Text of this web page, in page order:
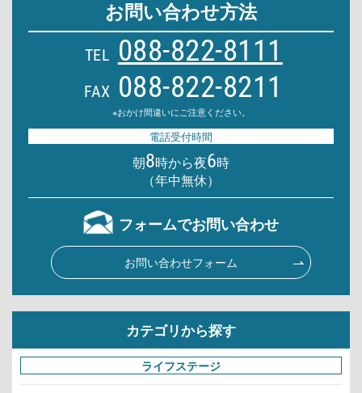
お問い合わせ方法
TEL 088-822-8111
FAX 088-822-8211
※おかけ間違いにご注意ください。
電話受付時間
朝8時から夜6時
（年中無休）
フォームでお問い合わせ
お問い合わせフォーム
カテゴリから探す
ライフステージ